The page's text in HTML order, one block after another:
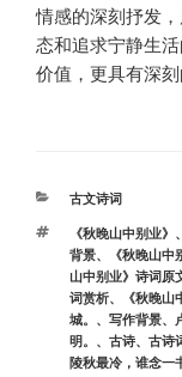
情感的深刻抒发
态和追求宁静生
价值，更具有深刻
分
古文诗词
标
签
《秋晚山中别业》 、
背景、 《秋晚山
山中别业》诗词原
词赏析、 《秋晚
城。 、 写作背景、
明。 、 古诗、 古诗
陵秋最冷，谁念一